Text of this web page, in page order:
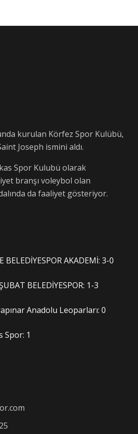
kurulan Körfez Spor Kulübü,
Joseph ismini aldı.
Spor Kulubü olarak
branşı voleybol olan
da faaliyet gösteriyor.
BELEDİYESPOR AKADEMİ: 3-0
BELEDİYESPOR: 1-3
Anadolu Leoparları: 0
Spor: 1